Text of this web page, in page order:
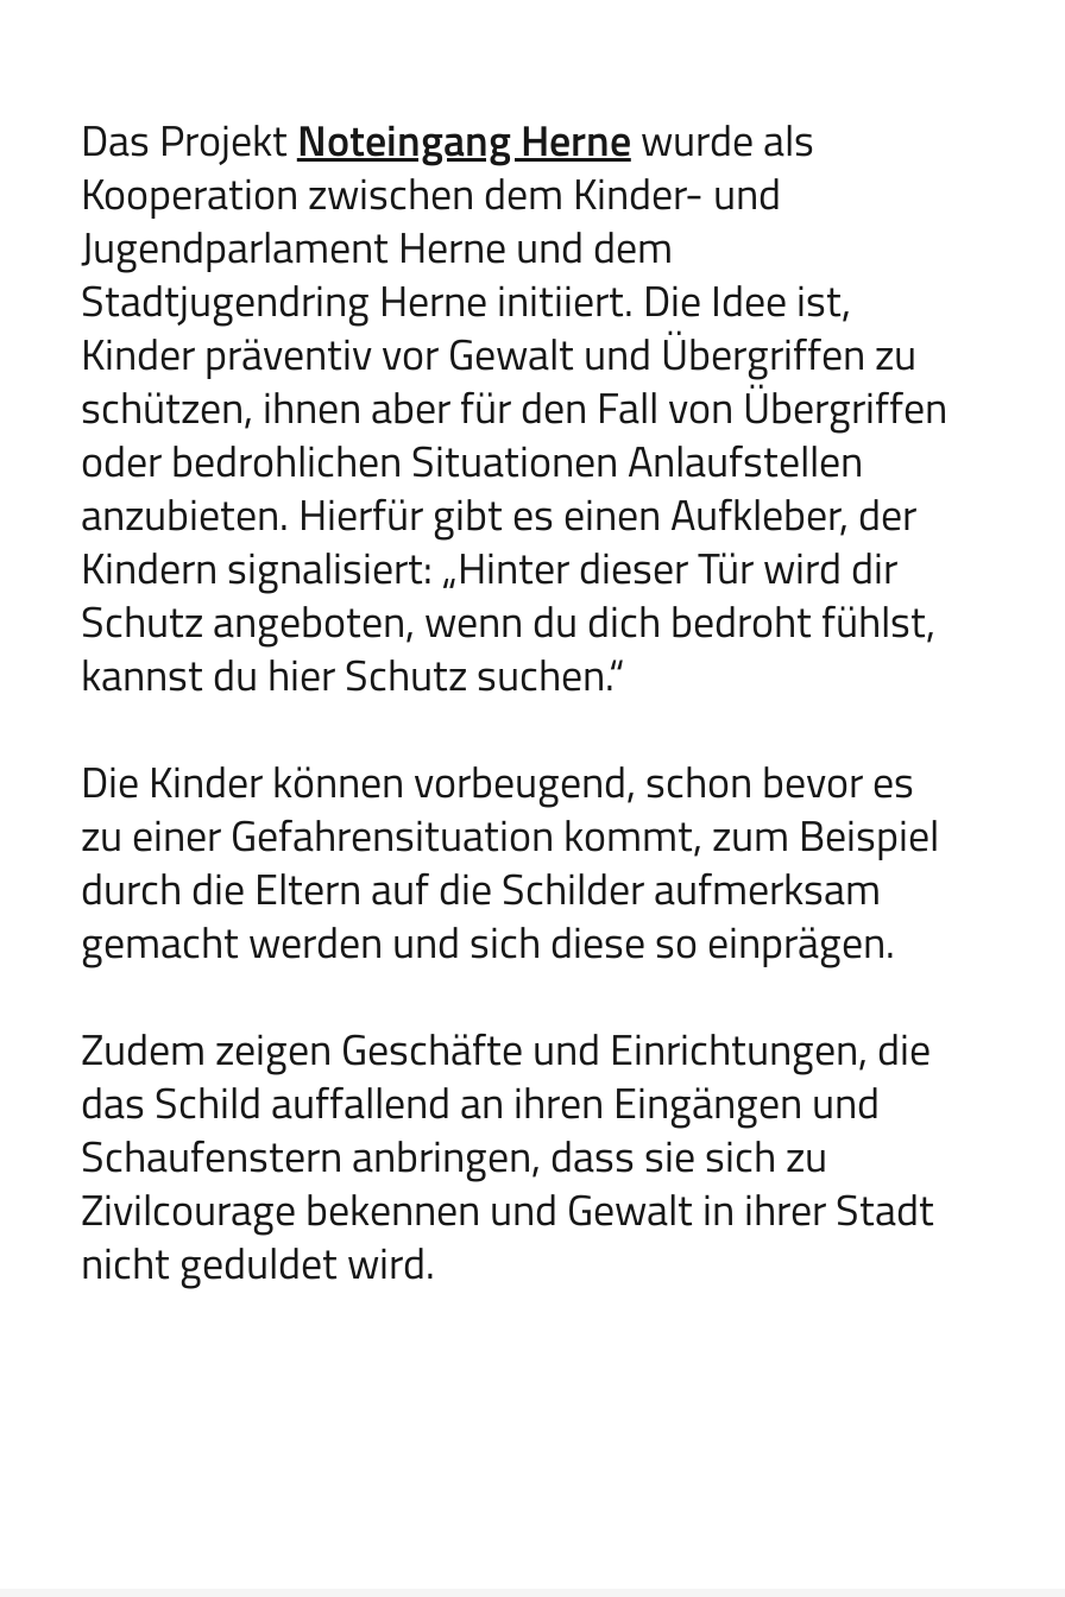
Das ProjektNoteingang Hernewurde als
Kooperation zwischen dem Kinder- und
Jugendparlament Herne und dem
Stadtjugendring Herne initiiert. Die Idee ist,
Kinder präventiv vor Gewalt und Übergriffen zu
schützen, ihnen aber für den Fall von Übergriffen
oder bedrohlichen Situationen Anlaufstellen
anzubieten. Hierfür gibt es einen Aufkleber, der
Kindern signalisiert: „Hinter dieser Tür wird dir
Schutz angeboten, wenn du dich bedroht fühlst,
kannst du hier Schutz suchen.“
Die Kinder können vorbeugend, schon bevor es
zu einer Gefahrensituation kommt, zum Beispiel
durch die Eltern auf die Schilder aufmerksam
gemacht werden und sich diese so einprägen.
Zudem zeigen Geschäfte und Einrichtungen, die
das Schild auffallend an ihren Eingängen und
Schaufenstern anbringen, dass sie sich zu
Zivilcourage bekennen und Gewalt in ihrer Stadt
nicht geduldet wird.